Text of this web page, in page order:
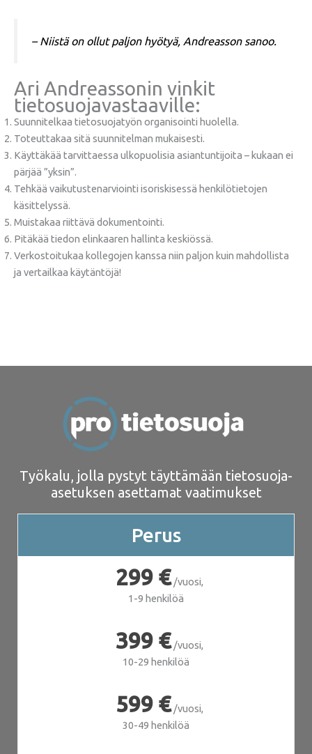
– Niistä on ollut paljon hyötyä, Andreasson sanoo.
Ari Andreassonin vinkit
tietosuojavastaaville:
Suunnitelkaa tietosuojatyön organisointi huolella.
Toteuttakaa sitä suunnitelman mukaisesti.
Käyttäkää tarvittaessa ulkopuolisia asiantuntijoita – kukaan ei
pärjää ”yksin”.
Tehkää vaikutustenarviointi isoriskisessä henkilötietojen
käsittelyssä.
Muistakaa riittävä dokumentointi.
Pitäkää tiedon elinkaaren hallinta keskiössä.
Verkostoitukaa kollegojen kanssa niin paljon kuin mahdollista
ja vertailkaa käytäntöjä!
Työkalu, jolla pystyt täyttämään tietosuoja-
asetuksen asettamat vaatimukset
Perus
299 €/vuosi,
1-9 henkilöä
399 €/vuosi,
10-29 henkilöä
599 €/vuosi,
30-49 henkilöä